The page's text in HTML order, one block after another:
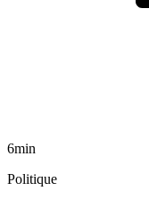
6min
Politique